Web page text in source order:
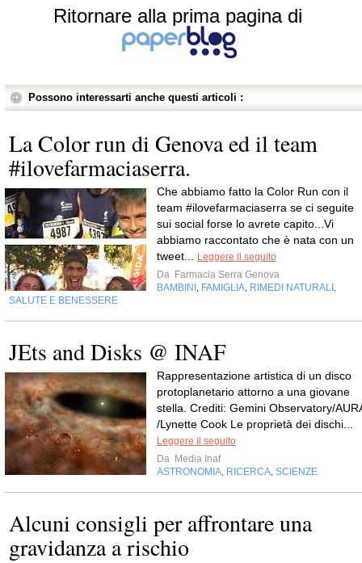
Ritornare alla prima pagina di
Possono interessarti anche questi articoli :
La Color run di Genova ed il team
#ilovefarmaciaserra.
Che abbiamo fatto la Color Run con il
team #ilovefarmaciaserra se ci seguite
sui social forse lo avrete capito...Vi
abbiamo raccontato che è nata con un
tweet...
Leggere il seguito
Da Farmacia Serra Genova
BAMBINI
FAMIGLIA RIMEDI NATURALI
SALUTE E BENESSERE
JEts and Disks @ INAF
Rappresentazione artistica di un disco
protoplanetario attorno a una giovane
stella. Crediti: Gemini Observatory/
/Lynette Cook Le proprietà dei dischi...
Leggere il seguito
Da Media Inaf
ASTRONOMIA RICERCA SCIENZE
Alcuni consigli per affrontare una
gravidanza a rischio